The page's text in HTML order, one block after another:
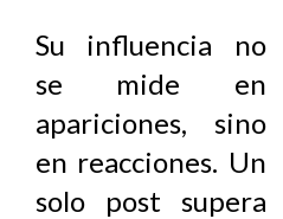
Su influencia no
se mide en
apariciones, sino
en reacciones. Un
solo post supera